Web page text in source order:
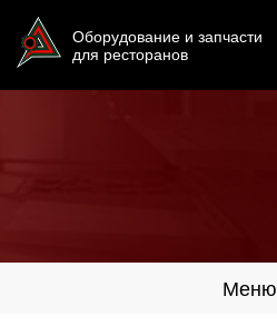
Оборудование и запчасти
для ресторанов
Меню